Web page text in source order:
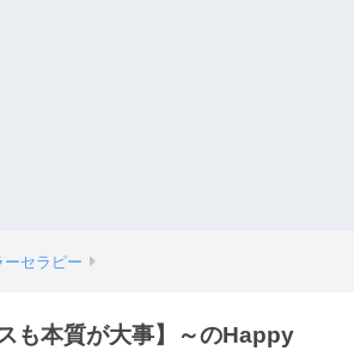
ーセラピー
も本質が大事】～のHappy